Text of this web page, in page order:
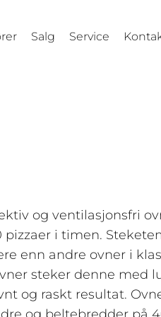
Salg Service
og ventilasjonsfri
i timen.
enn andre ovner i
steker denne med
og raskt resultat.